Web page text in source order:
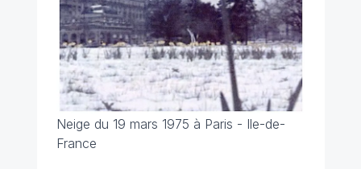
Neige du 19 mars 1975 à Paris - Ile-de-
France